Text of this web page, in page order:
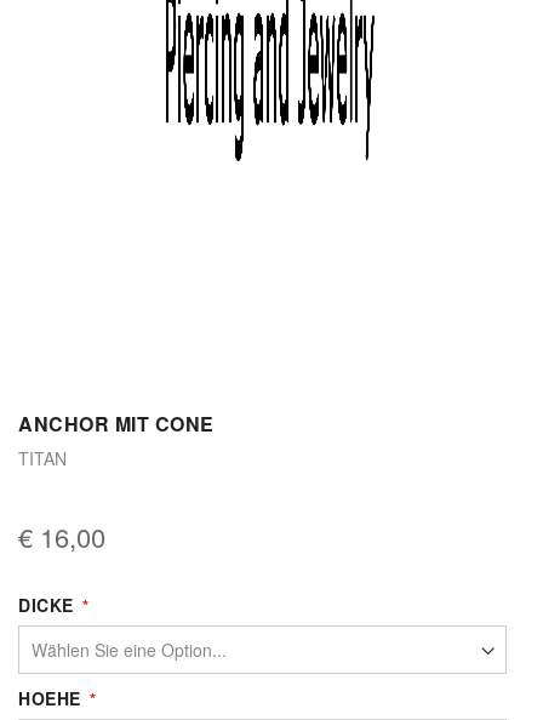
ANCHOR MIT CONE
TITAN
€ 16,00
DICKE
HOEHE